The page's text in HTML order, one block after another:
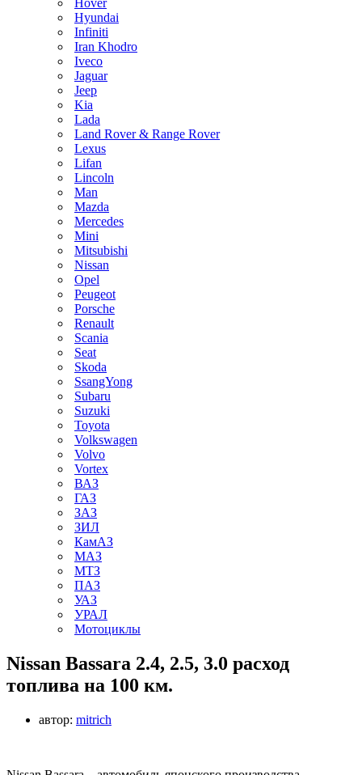
Hover
Hyundai
Infiniti
Iran Khodro
Iveco
Jaguar
Jeep
Kia
Lada
Land Rover & Range Rover
Lexus
Lifan
Lincoln
Man
Mazda
Mercedes
Mini
Mitsubishi
Nissan
Opel
Peugeot
Porsche
Renault
Scania
Seat
Skoda
SsangYong
Subaru
Suzuki
Toyota
Volkswagen
Volvo
Vortex
ВАЗ
ГАЗ
ЗАЗ
ЗИЛ
КамАЗ
МАЗ
МТЗ
ПАЗ
УАЗ
УРАЛ
Мотоциклы
Nissan Bassara 2.4, 2.5, 3.0 расход
топлива на 100 км.
автор: mitrich